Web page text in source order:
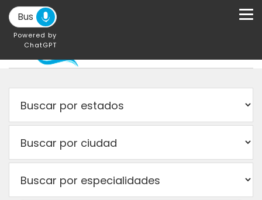
Powered by
ChatGPT